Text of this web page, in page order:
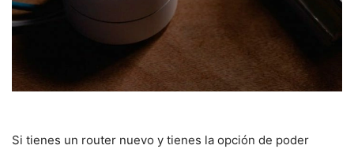
Si tienes un router nuevo y tienes la opción de poder